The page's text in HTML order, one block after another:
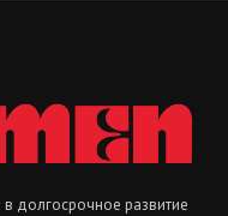
долгосрочное развитие